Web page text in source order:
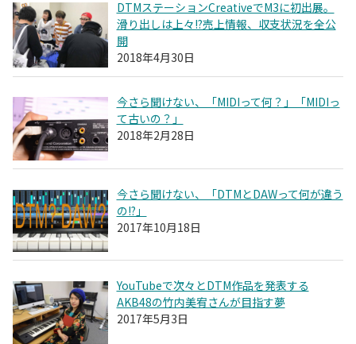
DTMステーションCreativeでM3に初出展。
滑り出しは上々!?売上情報、収支状況を全公
開
2018年4月30日
今さら聞けない、「MIDIって何？」「MIDIっ
て古いの？」
2018年2月28日
今さら聞けない、「DTMとDAWって何が違う
の!?」
2017年10月18日
YouTubeで次々とDTM作品を発表する
AKB48の竹内美宥さんが目指す夢
2017年5月3日